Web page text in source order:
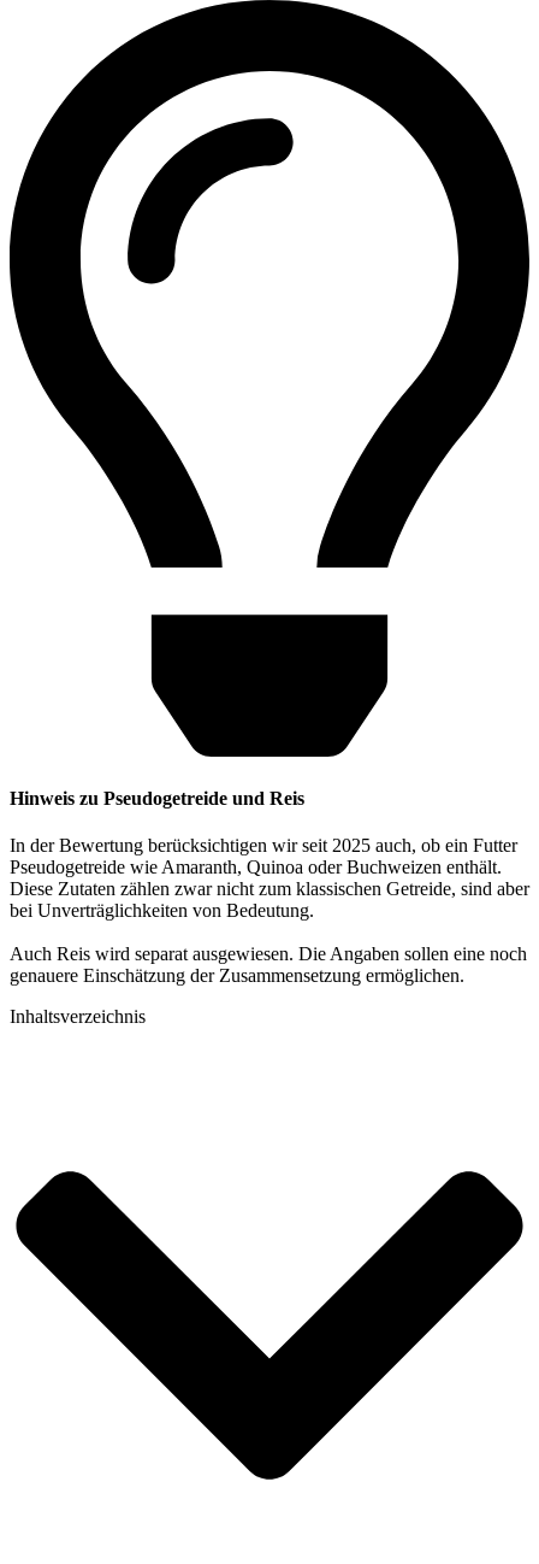
Hinweis zu Pseudogetreide und Reis
In der Bewertung berücksichtigen wir seit 2025 auch, ob ein Futter
Pseudogetreide wie Amaranth, Quinoa oder Buchweizen enthält.
Diese Zutaten zählen zwar nicht zum klassischen Getreide, sind aber
bei Unverträglichkeiten von Bedeutung.
Auch Reis wird separat ausgewiesen. Die Angaben sollen eine noch
genauere Einschätzung der Zusammensetzung ermöglichen.
Inhaltsverzeichnis​